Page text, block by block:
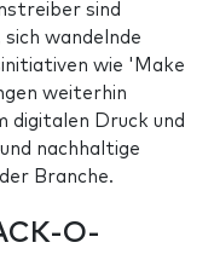
sind
wandelnde
wie 'Make
weiterhin
digitalen Druck und
nachhaltige
Branche.
O-